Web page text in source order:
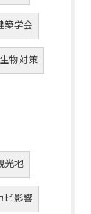
築学会
物対策
光地
ビ影響